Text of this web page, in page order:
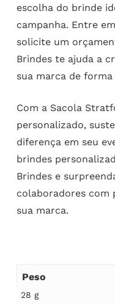
escolha do brinde
campanha. Entre
solicite um
Brindes te ajuda a
sua marca de
Com a Sacola
personalizado,
diferença em seu
brindes
Brindes e
colaboradores com
sua marca.
Peso
28 g